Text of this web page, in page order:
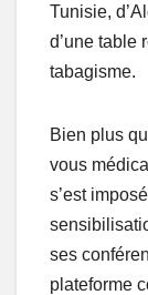
Tunisie,
d’une table
tabagisme.
Bien plus
vous
s’est
ses
plateforme